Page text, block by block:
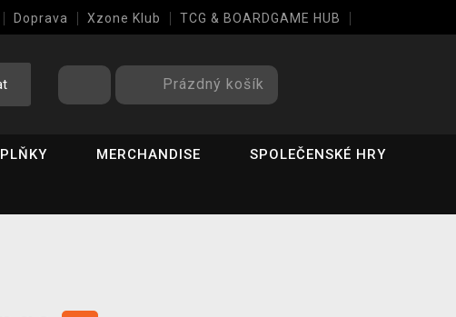
Doprava Xzone Klub TCG & BOARDGAME HUB
Prázdný košík
MERCHANDISE SPOLEČENSKÉ HRY